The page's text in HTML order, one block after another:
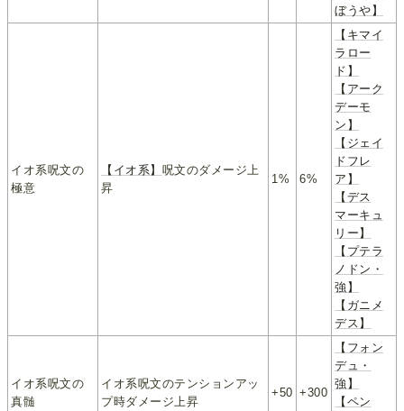
ぼうや】
イオ系呪文の
極意
【イオ系】 呪文のダメージ上
昇
1% 6%
【キマイ
ラロー
ド】
【アーク
デーモ
ン】
【ジェイ
ドフレ
ア】
【デス
マーキュ
リー】
【プテラ
ノドン・
強】
【ガニメ
デス】
イオ系呪文の
真髄
イオ系呪文のテンションアッ
プ時ダメージ上昇
+50 +300
【フォン
デュ・
強】
【ペン